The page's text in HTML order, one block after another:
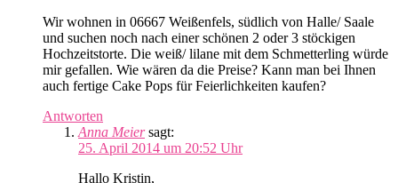
Wir wohnen in 06667 Weißenfels, südlich von Halle/ Saale
und suchen noch nach einer schönen 2 oder 3 stöckigen
Hochzeitstorte. Die weiß/ lilane mit dem Schmetterling würde
mir gefallen. Wie wären da die Preise? Kann man bei Ihnen
auch fertige Cake Pops für Feierlichkeiten kaufen?
Antworten
Anna Meier sagt:
25. April 2014 um 20:52 Uhr
Hallo Kristin,